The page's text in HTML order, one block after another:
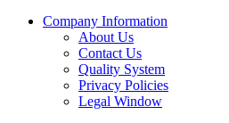
Company Information
About Us
Contact Us
Quality System
Privacy Policies
Legal Window